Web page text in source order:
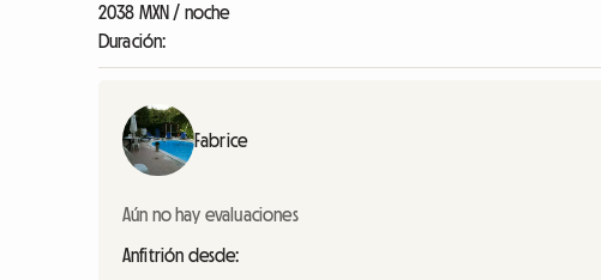
2038 MXN / noche
Duración:
Fabrice
Aún no hay evaluaciones
Anfitrión desde: